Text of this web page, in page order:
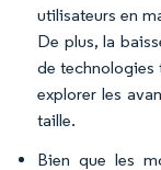
utilisateurs en
De plus, la
de technologies
explorer les
taille.
Bien que les